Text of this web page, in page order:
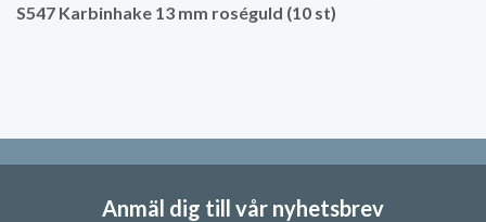
S547 Karbinhake 13 mm roséguld (10 st)
Anmäl dig till vår nyhetsbrev